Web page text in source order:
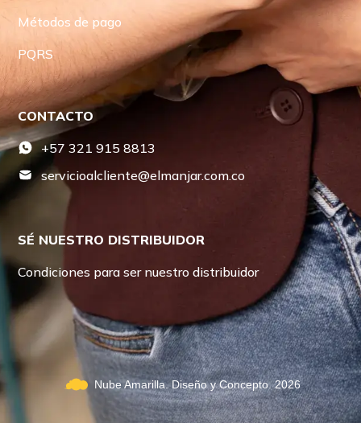
Métodos de pago
PQRS
CONTACTO
+57 321 915 8813
servicioalcliente@elmanjar.com.co
SÉ NUESTRO DISTRIBUIDOR
Condiciones para ser nuestro distribuidor
Nube Amarilla. Diseño y Concepto. 2026